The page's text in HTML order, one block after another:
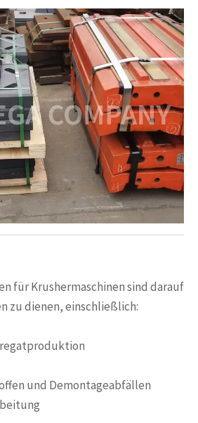
für Krushermaschinen sind darauf
zu dienen, einschließlich:
und Demontageabfällen